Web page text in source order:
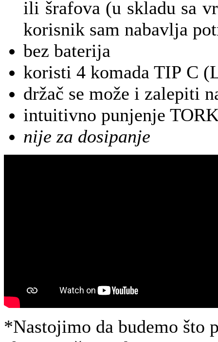
ili šrafova (u skladu sa
korisnik sam nabavlja
bez baterija
koristi 4 komada TIP C
držač se može i zalepiti
intuitivno punjenje
nije za dosipanje
*Nastojimo da budemo što